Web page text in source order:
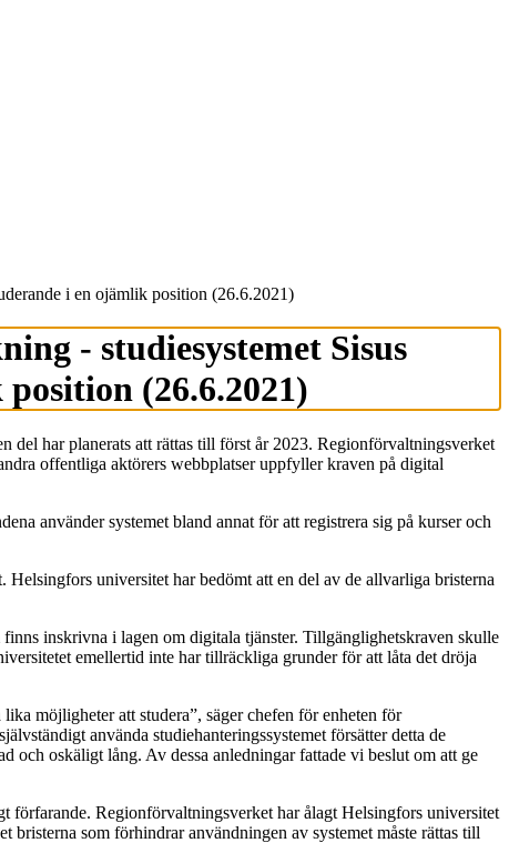
i en ojämlik position (26.6.2021)
- studie­systemet Sisus
(26.6.2021)
har planerats att rättas till först år 2023. Regionförvaltningsverket
offentliga aktörers webbplatser uppfyller kraven på digital
använder systemet bland annat för att registrera sig på kurser och
universitet har bedömt att en del av de allvarliga bristerna
inskrivna i lagen om digitala tjänster. Tillgänglighetskraven skulle
emellertid inte har tillräckliga grunder för att låta det dröja
möjligheter att studera”, säger chefen för enheten för
använda studiehanteringssystemet försätter detta de
och oskäligt lång. Av dessa anledningar fattade vi beslut om att ge
förfarande. Regionförvaltningsverket har ålagt Helsingfors universitet
som förhindrar användningen av systemet måste rättas till